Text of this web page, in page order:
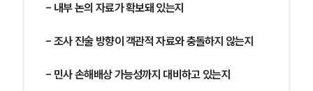
- 내부 논의 자료가 확보돼 있는지
- 조사 진술 방향이 객관적 자료와 충돌하지 않는지
- 민사 손해배상 가능성까지 대비하고 있는지